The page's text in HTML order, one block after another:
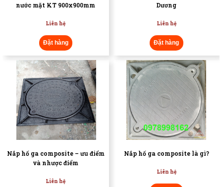
nước mặt KT 900x900mm
Liên hệ
Đặt hàng
Dương
Liên hệ
Đặt hàng
Nắp hố ga composite – ưu điểm
và nhược điểm
Liên hệ
Nắp hố ga composite là gì?
Liên hệ